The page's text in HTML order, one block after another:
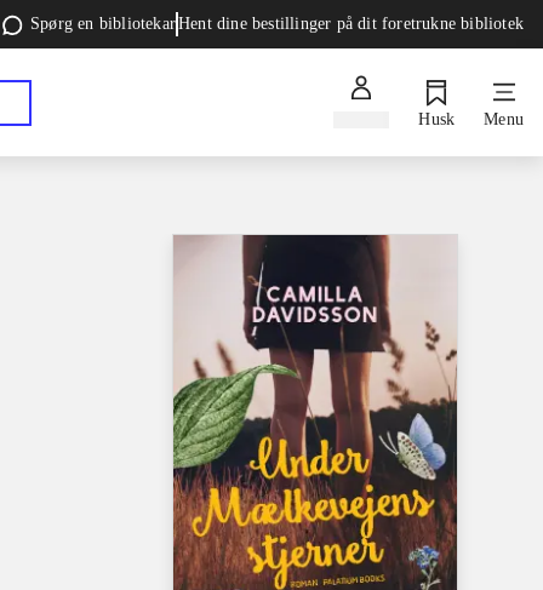
Spørg en bibliotekarHent dine bestillinger på dit foretrukne bibliotek
Husk Menu